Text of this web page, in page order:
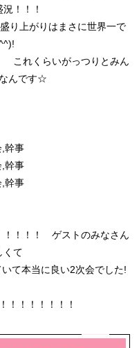
！！！
り上がりはまさに世界一で
これくらいがっつりとみん
んです☆
！！！！ ゲストのみなさん
くて
て本当に良い2次会でした!
！！！！！！！